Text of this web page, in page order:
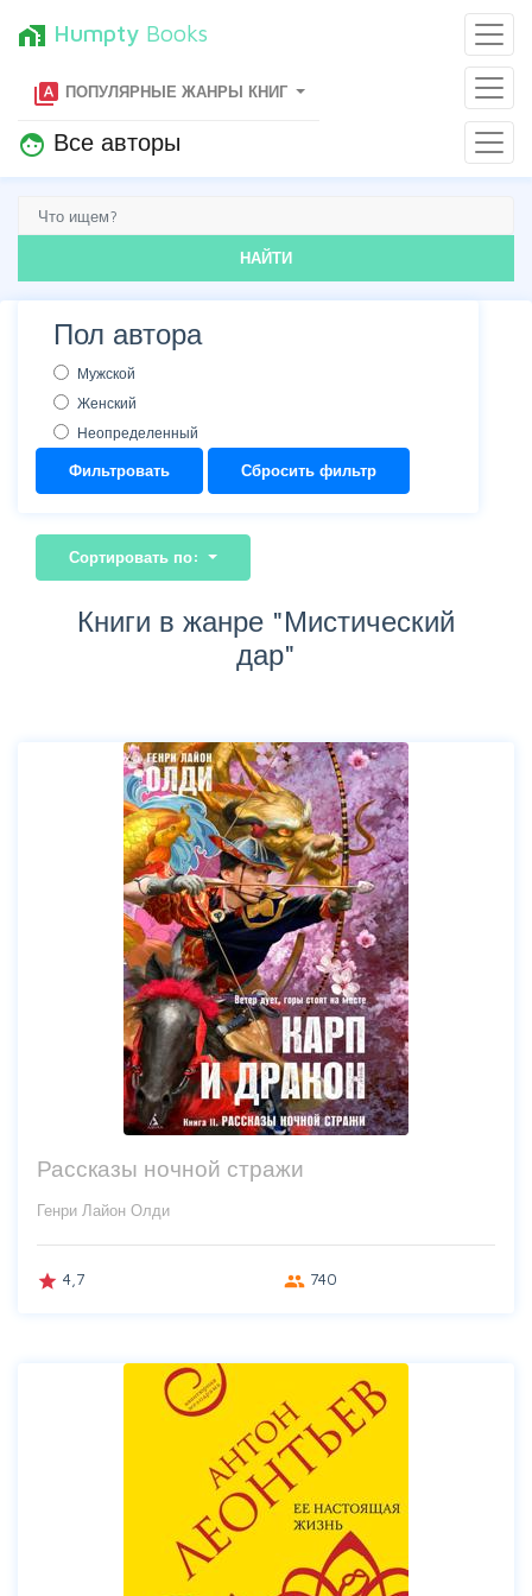
home_work Humpty Books
type_specimen ПОПУЛЯРНЫЕ ЖАНРЫ КНИГ
face Все авторы
НАЙТИ
Пол автора
Мужской
Женский
Неопределенный
Фильтровать Сбросить фильтр
Сортировать по:
Книги в жанре "Мистический
дар"
Рассказы ночной стражи
Генри Лайон Олди
grade 4,7 group 740